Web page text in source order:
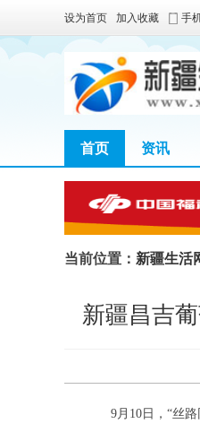
设为首页 加入收藏 手
首页 资讯
区块链
当前位置： 新疆生活
新疆昌吉
9月 10 日， “丝